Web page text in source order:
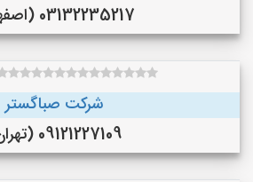
03132235217 (اصفهان)
شرکت صباگستر
09121227109 (تهران)